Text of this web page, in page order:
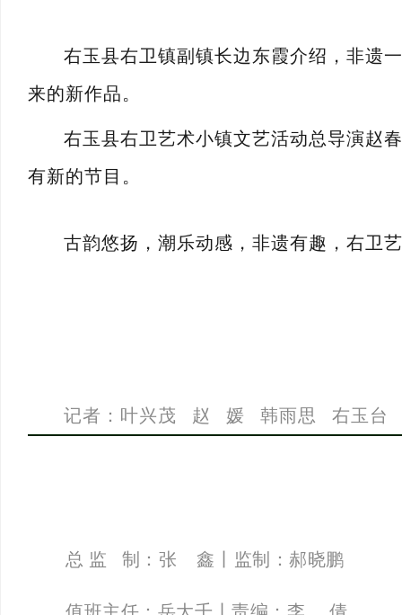
右玉县右卫镇副镇长边东霞介绍，非遗
来的新作品。
右玉县右卫艺术小镇文艺活动总导演赵
有新的节目。
古韵悠扬，潮乐动感，非遗有趣，右卫
记者：叶兴茂 赵 媛 韩雨思 右玉台
总 监 制：张 鑫丨监制：郝晓鹏